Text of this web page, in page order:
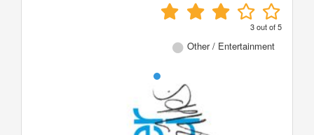
3out of5
Other / Entertainment